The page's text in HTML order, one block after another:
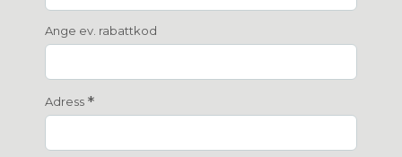
Ange ev. rabattkod
Adress *